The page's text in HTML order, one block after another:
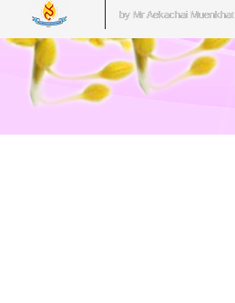
by Mr.Aekachai Muenkhat